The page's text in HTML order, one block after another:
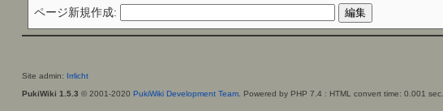
ページ新規作成:
Site admin: Irrlicht
PukiWiki 1.5.3 © 2001-2020 PukiWiki Development Team. Powered by PHP 7.4 : HTML convert time: 0.001 sec.